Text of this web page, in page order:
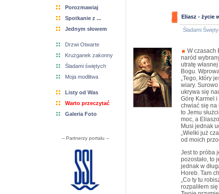
Porozmawiaj
Spotkanie z ...
Jednym słowem
Drzwi Otwarte
Krużganek zakonny
Śladami świętych
Moja modlitwa
Listy od Was
Warto przeczytać
Galeria Foto
-- Partnerzy portalu --
Eliasz - życie
Śladami
W czasach
naród
utratę
Bogu.
„Tego, który
wiary.
ukrywa się
Górę Karmel i
chwiać się na
to Jemu
moc, a
Musi jednak
„Wielki już
od moich
Jest to próba
pozostało, to
jednak w
Horeb. Tam
„Co ty tu
rozpaliłem